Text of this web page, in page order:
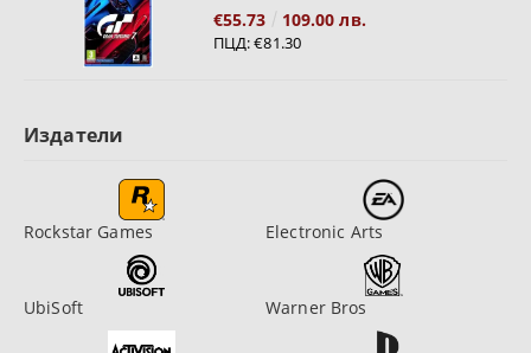
€55.73 109.00 лв.
ПЦД:€81.30
Издатели
Rockstar Games Electronic Arts
UbiSoft Warner Bros